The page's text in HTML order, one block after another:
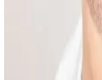
Yüzde belirli bir alandaki
temas dermatiti, bakteriyel
Doğru bakım ve
Makyaja Yeniden
Makyaja dönüşte cilt